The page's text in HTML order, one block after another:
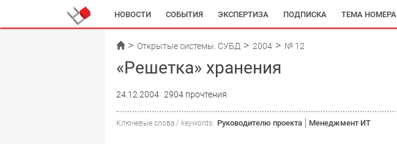
НОВОСТИ СОБЫТИЯ ЭКСПЕРТИЗА ПОДПИСКА ТЕМА НОМЕРА
Открытые системы. СУБД 2004 № 12
«Решетка» хранения
24.12.2004 2904 прочтения
Ключевые слова / keywords: Руководителю проекта Менеджмент ИТ